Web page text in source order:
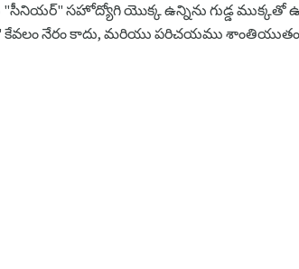
సహోద్యోగి యొక్క ఉన్నిను గుడ్డ ముక్కతో
నేరం కాదు, మరియు పరిచయము